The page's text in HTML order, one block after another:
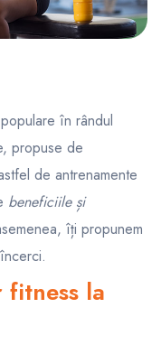
în rândul
propuse de
de antrenamente
beneficiile și
îți propunem
la